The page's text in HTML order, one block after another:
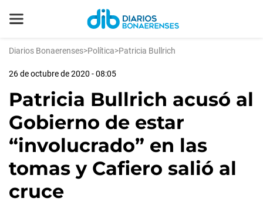
Diarios Bonaerenses>Política>Patricia Bullrich
26 de octubre de 2020 - 08:05
Patricia Bullrich acusó al
Gobierno de estar
“involucrado” en las
tomas y Cafiero salió al
cruce